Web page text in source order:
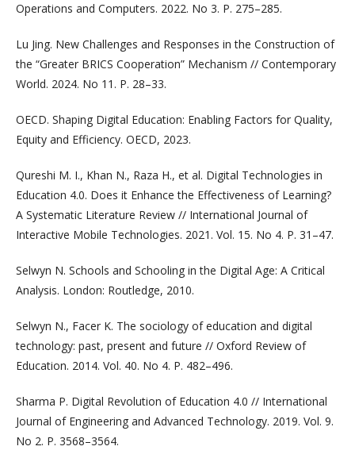
Operations and Computers. 2022. No 3. P. 275–285.
Lu Jing. New Challenges and Responses in the Construction of
the “Greater BRICS Cooperation” Mechanism // Contemporary
World. 2024. No 11. P. 28–33.
OECD. Shaping Digital Education: Enabling Factors for Quality,
Equity and Efficiency. OECD, 2023.
Qureshi M. I., Khan N., Raza H., et al. Digital Technologies in
Education 4.0. Does it Enhance the Effectiveness of Learning?
A Systematic Literature Review // International Journal of
Interactive Mobile Technologies. 2021. Vol. 15. No 4. P. 31–47.
Selwyn N. Schools and Schooling in the Digital Age: A Critical
Analysis. London: Routledge, 2010.
Selwyn N., Facer K. The sociology of education and digital
technology: past, present and future // Oxford Review of
Education. 2014. Vol. 40. No 4. P. 482–496.
Sharma P. Digital Revolution of Education 4.0 // International
Journal of Engineering and Advanced Technology. 2019. Vol. 9.
No 2. P. 3568–3564.